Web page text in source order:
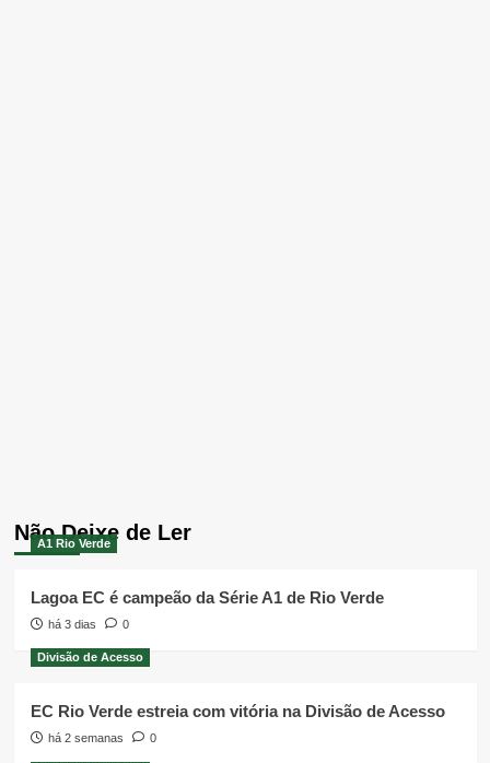
Não Deixe de Ler
A1 Rio Verde
Lagoa EC é campeão da Série A1 de Rio Verde
há 3 dias 0
Divisão de Acesso
EC Rio Verde estreia com vitória na Divisão de Acesso
há 2 semanas 0